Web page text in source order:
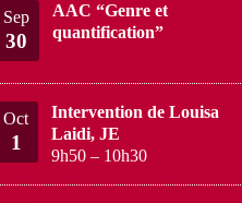
Sep
30
AAC “Genre et
quantification”
Oct
1
Intervention de Louisa
Laidi, JE
9h50 – 10h30